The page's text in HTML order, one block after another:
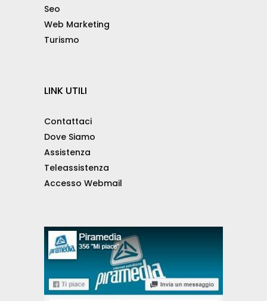
Seo
Web Marketing
Turismo
LINK UTILI
Contattaci
Dove Siamo
Assistenza
Teleassistenza
Accesso Webmail